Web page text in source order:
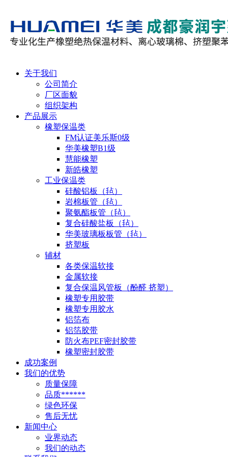
关于我们
公司简介
厂区面貌
组织架构
产品展示
橡塑保温类
FM认证美乐斯0级
华美橡塑B1级
慧能橡塑
新皓橡塑
工业保温类
硅酸铝板（毡）
岩棉板管（毡）
聚氨酯板管（毡）
复合硅酸盐板（毡）
华美玻璃板板管（毡）
挤塑板
辅材
各类保温软接
金属软接
复合保温风管板（酚醛 挤塑）
橡塑专用胶带
橡塑专用胶水
铝箔布
铝箔胶带
防火布PEF密封胶带
橡塑密封胶带
成功案例
我们的优势
质量保障
品质******
绿色环保
售后无忧
新闻中心
业界动态
我们的动态